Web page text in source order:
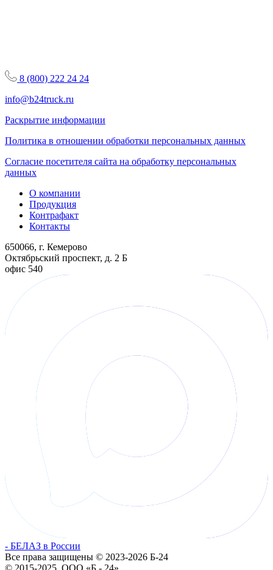
8 (800) 222 24 24
info@b24truck.ru
Раскрытие информации
Политика в отношении обработки персональных данных
Согласие посетителя сайта на обработку персональных
данных
О компании
Продукция
Контрафакт
Контакты
650066, г. Кемерово
Октябрьский проспект, д. 2 Б
офис 540
- БЕЛАЗ в России
Все права защищены © 2023-2026 Б-24
© 2015-2025, ООО «Б - 24»